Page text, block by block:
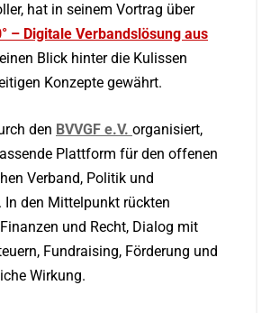
hat in seinem Vortrag über
– Digitale Verbandslösung aus
einen Blick hinter die Kulissen
Konzepte gewährt.
den BVVGF e.V. organisiert,
Plattform für den offenen
Verband, Politik und
In den Mittelpunkt rückten
und Recht, Dialog mit
Fundraising, Förderung und
Wirkung.